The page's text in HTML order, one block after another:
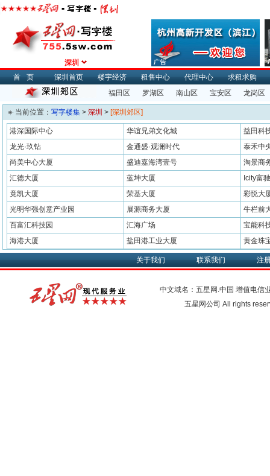
深圳
首页
深圳首页 楼宇经济 租售中心 代理中心
求租求购
福田区
罗湖区 南山区 宝安区 龙岗区
当前位置： 写字楼集 > 深圳 > [深圳郊区]
港深国际中心 华谊兄弟文化城
益田科
龙光·玖钻
金通盛·观澜时代
泰禾中
尚美中心大厦
盛迪嘉海湾壹号
淘景商
汇德大厦
蓝坤大厦
Icity富
竟凯大厦
荣基大厦
彩悦大
光明华强创意产业园
展源商务大厦
牛栏前
百富汇科技园
汇海广场
宝能科
海港大厦
盐田港工业大厦 黄金珠
关于我们 联系我们 注
中文域名：五星网.中国 增值电信
五星网公司 All rights